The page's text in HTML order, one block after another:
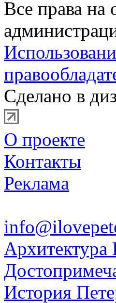
Все права на
Сделано в
О проекте
Контакты
Реклама
Архитектура
История